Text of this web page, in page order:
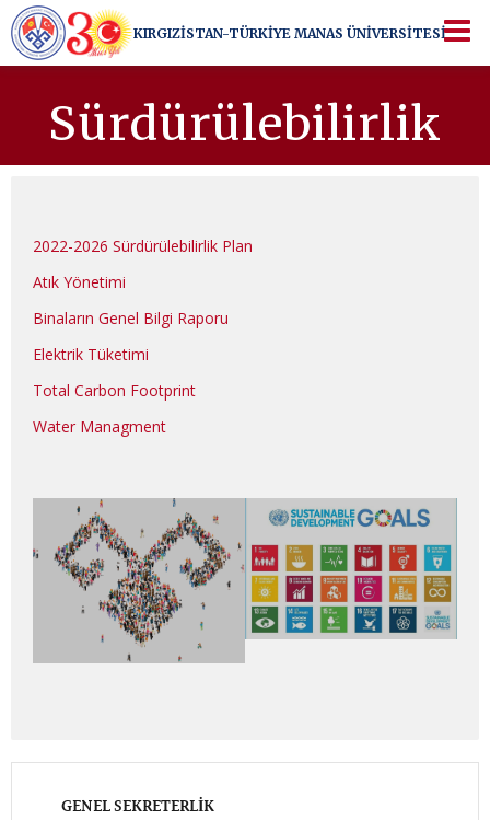
KIRGIZİSTAN-TÜRKİYE MANAS ÜNİVERSİTESİ
KIRGIZİSTAN-TÜRKİYE
Bir üniversiteden ötesi...
Sürdürülebilirlik
2022-2026 Sürdürülebilirlik Plan
Atık Yönetimi
Binaların Genel Bilgi Raporu
Elektrik Tüketimi
Total Carbon Footprint
Water Managment
GENEL SEKRETERLIK